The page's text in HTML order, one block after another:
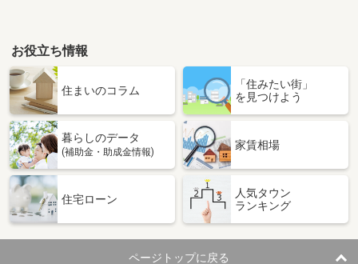
お役立ち情報
住まいのコラム
「住みたい街」
を見つけよう
暮らしのデータ
(補助金・助成金情報)
家賃相場
住宅ローン
人気タウン
ランキング
ページトップに戻る